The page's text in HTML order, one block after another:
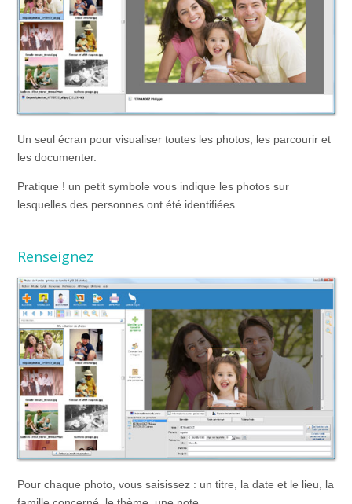
Un seul écran pour visualiser toutes les photos, les parcourir et
les documenter.
Pratique ! un petit symbole vous indique les photos sur
lesquelles des personnes ont été identifiées.
Renseignez
Pour chaque photo, vous saisissez : un titre, la date et le lieu, la